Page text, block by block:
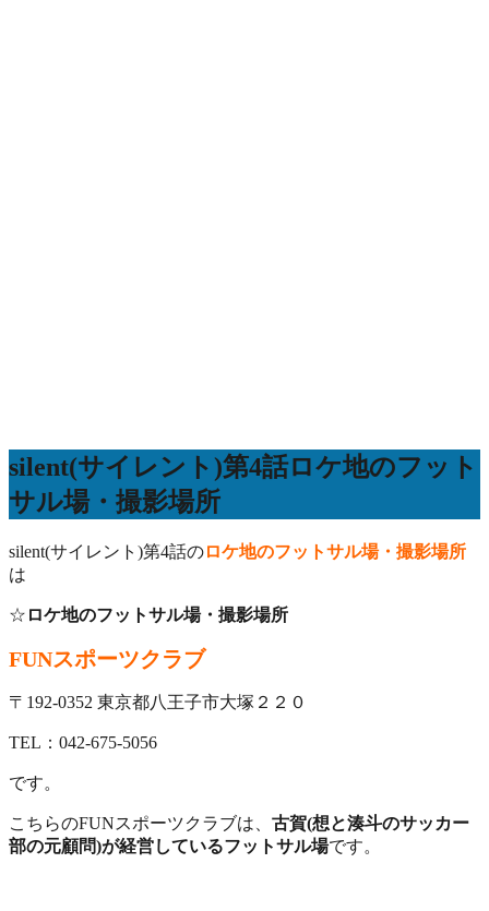
silent(サイレント)第4話ロケ地のフット
サル場・撮影場所
silent(サイレント)第4話のロケ地のフットサル場・撮影場所
は
☆ ロケ地のフットサル場・撮影場所
FUNスポーツクラブ
〒192-0352 東京都八王子市大塚２２０
TEL：042-675-5056
です。
こちらのFUNスポーツクラブは、 古賀(想と湊斗のサッカー
部の元顧問)が経営しているフットサル場です。